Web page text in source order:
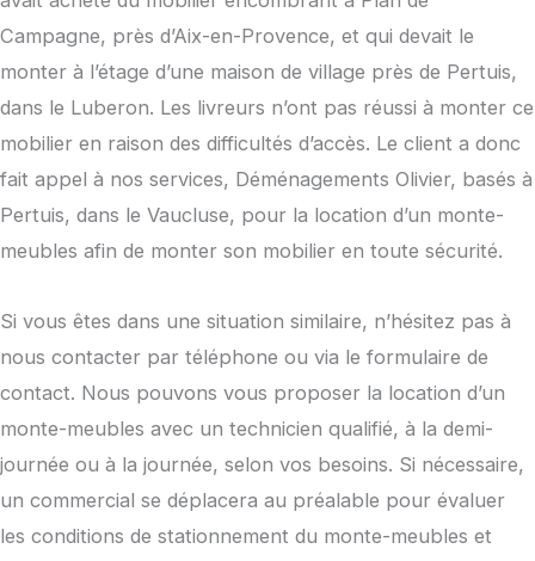
Campagne, près d’Aix-en-Provence, et qui devait le
monter à l’étage d’une maison de village près de Pertuis,
dans le Luberon. Les livreurs n’ont pas réussi à monter ce
mobilier en raison des difficultés d’accès. Le client a donc
fait appel à nos services, Déménagements Olivier, basés à
Pertuis, dans le Vaucluse, pour la location d’un monte-
meubles afin de monter son mobilier en toute sécurité.
Si vous êtes dans une situation similaire, n’hésitez pas à
nous contacter par téléphone ou via le formulaire de
contact. Nous pouvons vous proposer la location d’un
monte-meubles avec un technicien qualifié, à la demi-
journée ou à la journée, selon vos besoins. Si nécessaire,
un commercial se déplacera au préalable pour évaluer
les conditions de stationnement du monte-meubles et